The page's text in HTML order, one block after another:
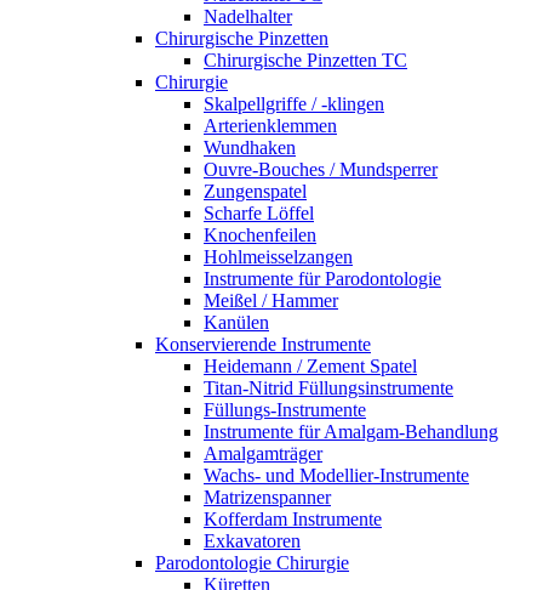
Nadelhalter
Chirurgische Pinzetten
Chirurgische Pinzetten TC
Chirurgie
Skalpellgriffe / -klingen
Arterienklemmen
Wundhaken
Ouvre-Bouches / Mundsperrer
Zungenspatel
Scharfe Löffel
Knochenfeilen
Hohlmeisselzangen
Instrumente für Parodontologie
Meißel / Hammer
Kanülen
Konservierende Instrumente
Heidemann / Zement Spatel
Titan-Nitrid Füllungsinstrumente
Füllungs-Instrumente
Instrumente für Amalgam-Behandlung
Amalgamträger
Wachs- und Modellier-Instrumente
Matrizenspanner
Kofferdam Instrumente
Exkavatoren
Parodontologie Chirurgie
Küretten